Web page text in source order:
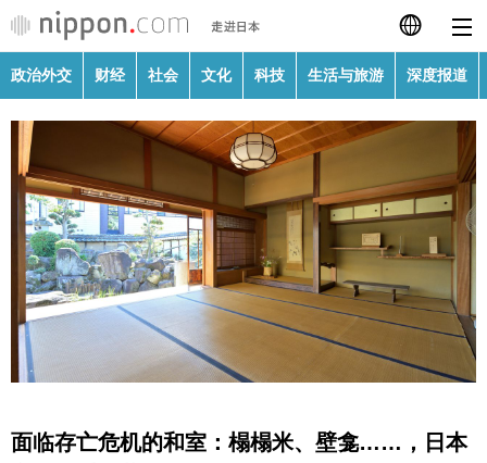
日本語
English
繁體字
Français
Español
العربية
政治外交
财经
社会
科技
政治外交 财经 社会 文化 科技 生活与旅游 深度报道
面临存亡危机的和室：榻榻米、壁龛……，日本